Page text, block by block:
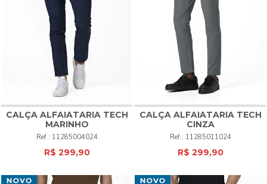
Bermuda Cargo | Calça Chino | Calca Reta
CALÇA ALFAIATARIA TECH
MARINHO
11285004024
R$ 299,90
CALÇA ALFAIATARIA TECH
CINZA
11285011024
R$ 299,90